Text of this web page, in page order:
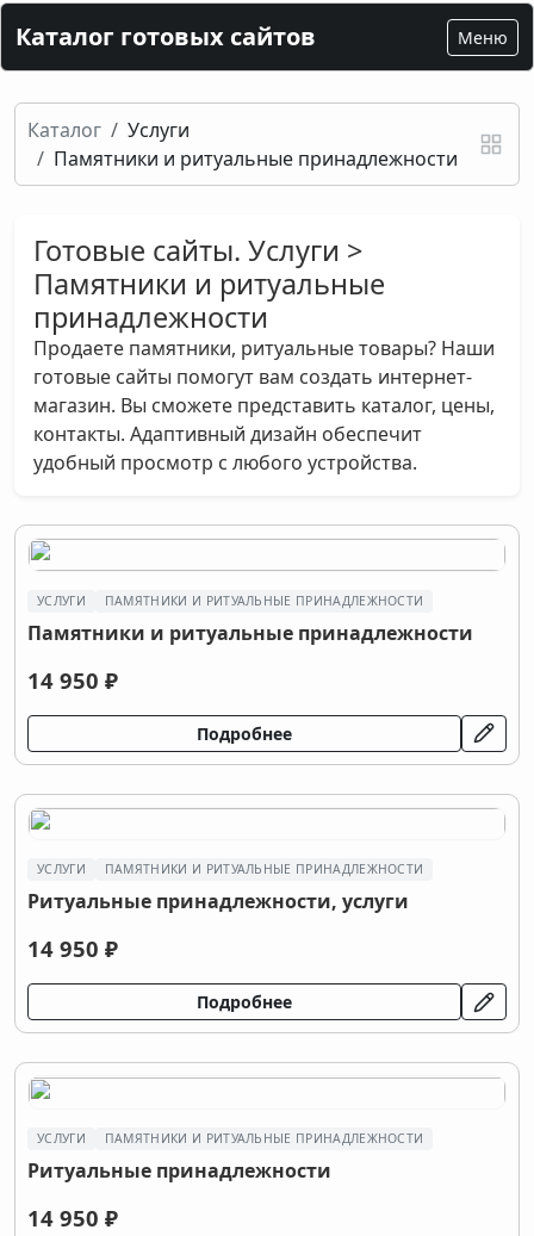
Каталог готовых сайтов Меню
Каталог
Услуги
Памятники и ритуальные принадлежности
Готовые сайты. Услуги >
Памятники и ритуальные
принадлежности
Продаете памятники, ритуальные товары? Наши
готовые сайты помогут вам создать интернет-
магазин. Вы сможете представить каталог, цены,
контакты. Адаптивный дизайн обеспечит
удобный просмотр с любого устройства.
УСЛУГИ ПАМЯТНИКИ И РИТУАЛЬНЫЕ ПРИНАДЛЕЖНОСТИ
Памятники и ритуальные принадлежности
14 950 ₽
Подробнее
УСЛУГИ ПАМЯТНИКИ И РИТУАЛЬНЫЕ ПРИНАДЛЕЖНОСТИ
Ритуальные принадлежности, услуги
14 950 ₽
Подробнее
УСЛУГИ ПАМЯТНИКИ И РИТУАЛЬНЫЕ ПРИНАДЛЕЖНОСТИ
Ритуальные принадлежности
14 950 ₽